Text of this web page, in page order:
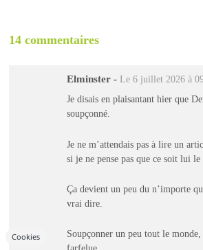
14 commentaires
Elminster - Le 6 juillet 2026 à
Je disais en plaisantant hier que
soupçonné.
Je ne m’attendais pas à lire un
si je ne pense pas que ce soit lui le
Ça devient un peu du n’importe
vrai dire.
Soupçonner un peu tout le
Cookies